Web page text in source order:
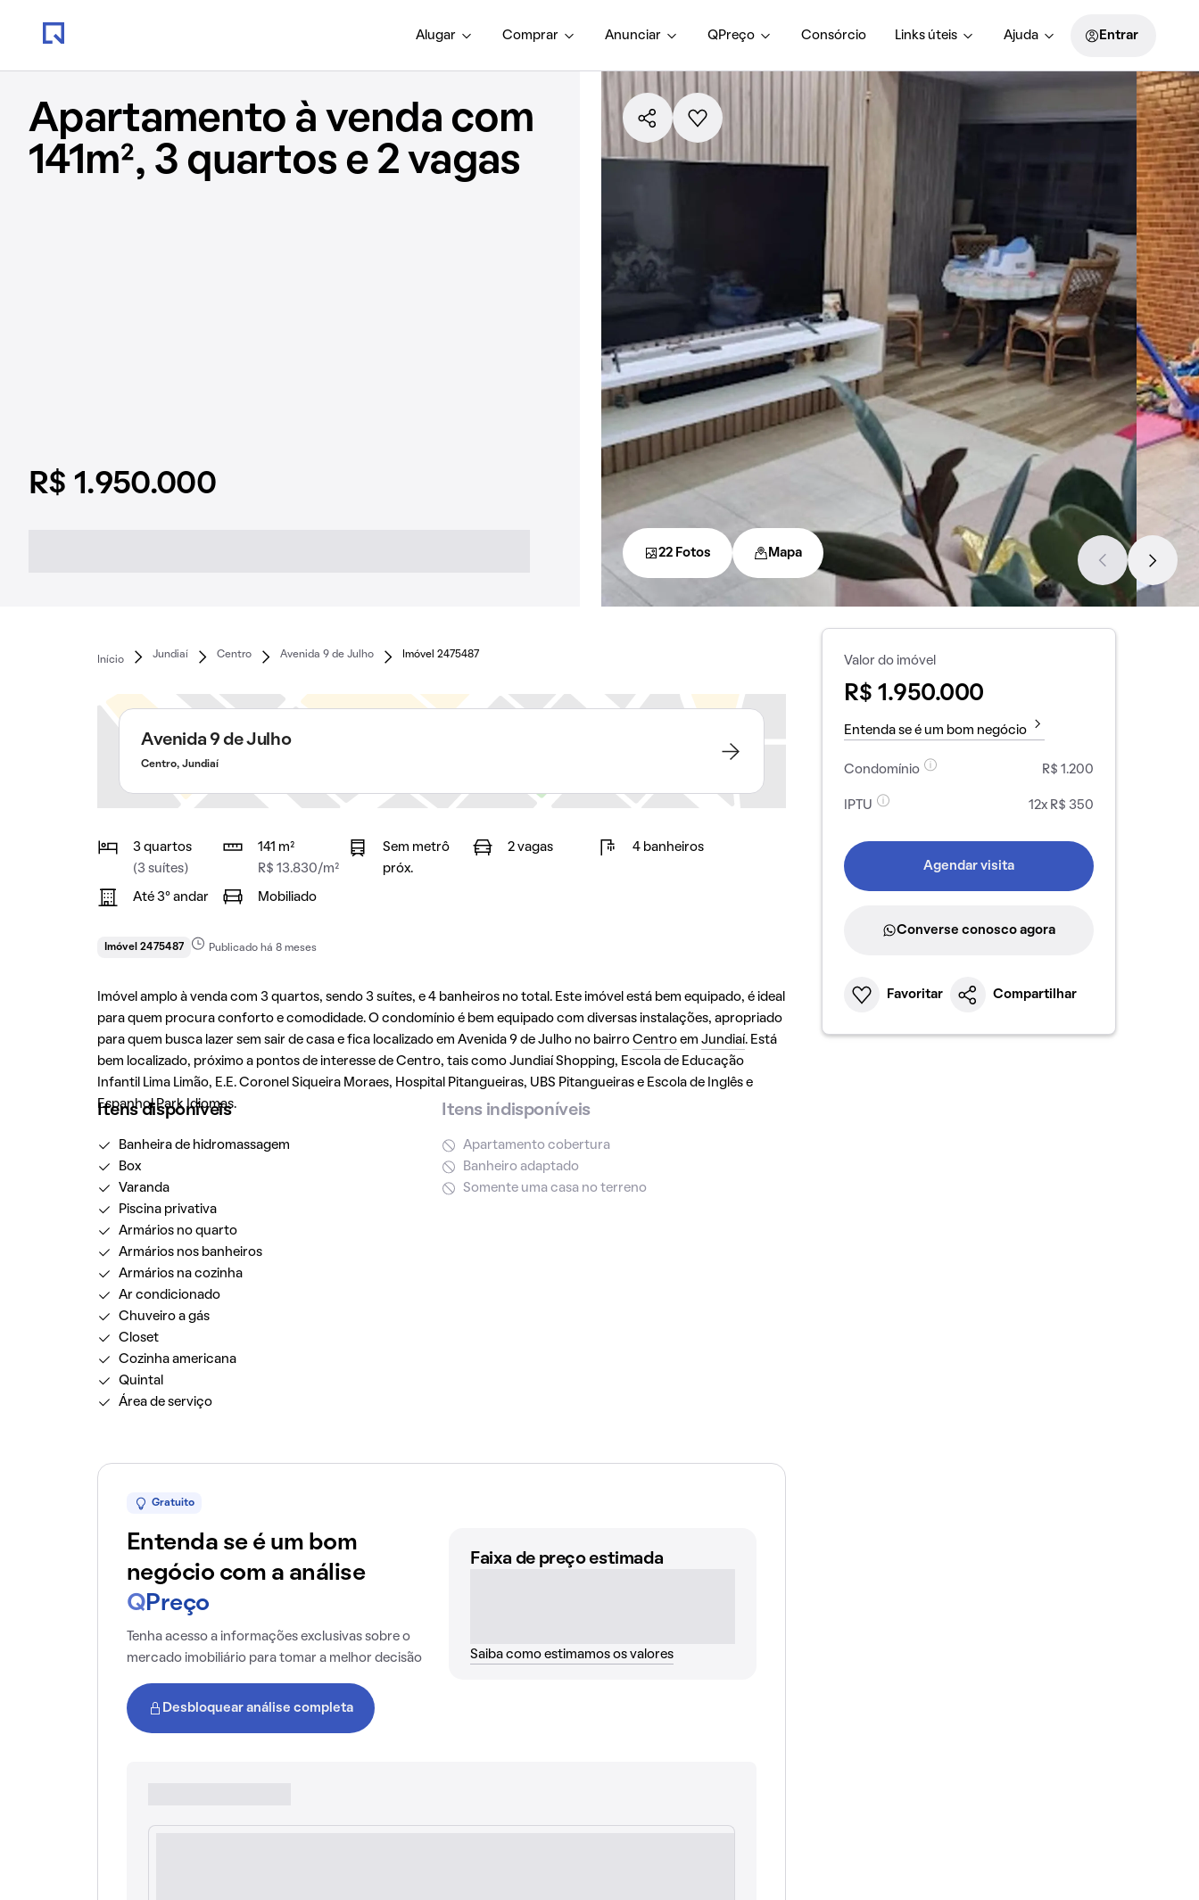
Alugar Comprar Anunciar QPreço Consórcio Links úteis Ajuda Entrar
Apartamento à venda com
141m², 3 quartos e 2 vagas
R$ 1.950.000
22 Fotos Mapa
Início
Jundiaí Centro Avenida 9 de Julho Imóvel 2475487
Avenida 9 de Julho
Centro, Jundiaí
3 quartos
(3 suítes)
141 m²
R$ 13.830/m²
Sem metrô
próx.
2 vagas 4 banheiros
Até 3° andar Mobiliado
Imóvel 2475487 Publicado há 8 meses
Imóvel amplo à venda com 3 quartos, sendo 3 suítes, e 4 banheiros no total. Este imóvel está bem equipado, é ideal
para quem procura conforto e comodidade. O condomínio é bem equipado com diversas instalações, apropriado
para quem busca lazer sem sair de casa e fica localizado em Avenida 9 de Julho no bairro Centroem Jundiaí. Está
bem localizado, próximo a pontos de interesse de Centro, tais como Jundiaí Shopping, Escola de Educação
Infantil Lima Limão, E.E. Coronel Siqueira Moraes, Hospital Pitangueiras, UBS Pitangueiras e Escola de Inglês e
Espanhol Park Idiomas.
Itens disponíveis
Banheira de hidromassagem
Box
Varanda
Piscina privativa
Armários no quarto
Armários nos banheiros
Armários na cozinha
Ar condicionado
Chuveiro a gás
Closet
Cozinha americana
Quintal
Área de serviço
Itens indisponíveis
Apartamento cobertura
Banheiro adaptado
Somente uma casa no terreno
Gratuito
Entenda se é um bom
negócio com a análise
Q Preço
Tenha acesso a informações exclusivas sobre o
mercado imobiliário para tomar a melhor decisão
Desbloquear análise completa
Faixa de preço estimada
Saiba como estimamos os valores
Valor do imóvel
R$ 1.950.000
Entenda se é um bom negócio
Condomínio R$ 1.200
IPTU 12x R$ 350
Agendar visita
Converse conosco agora
Favoritar Compartilhar